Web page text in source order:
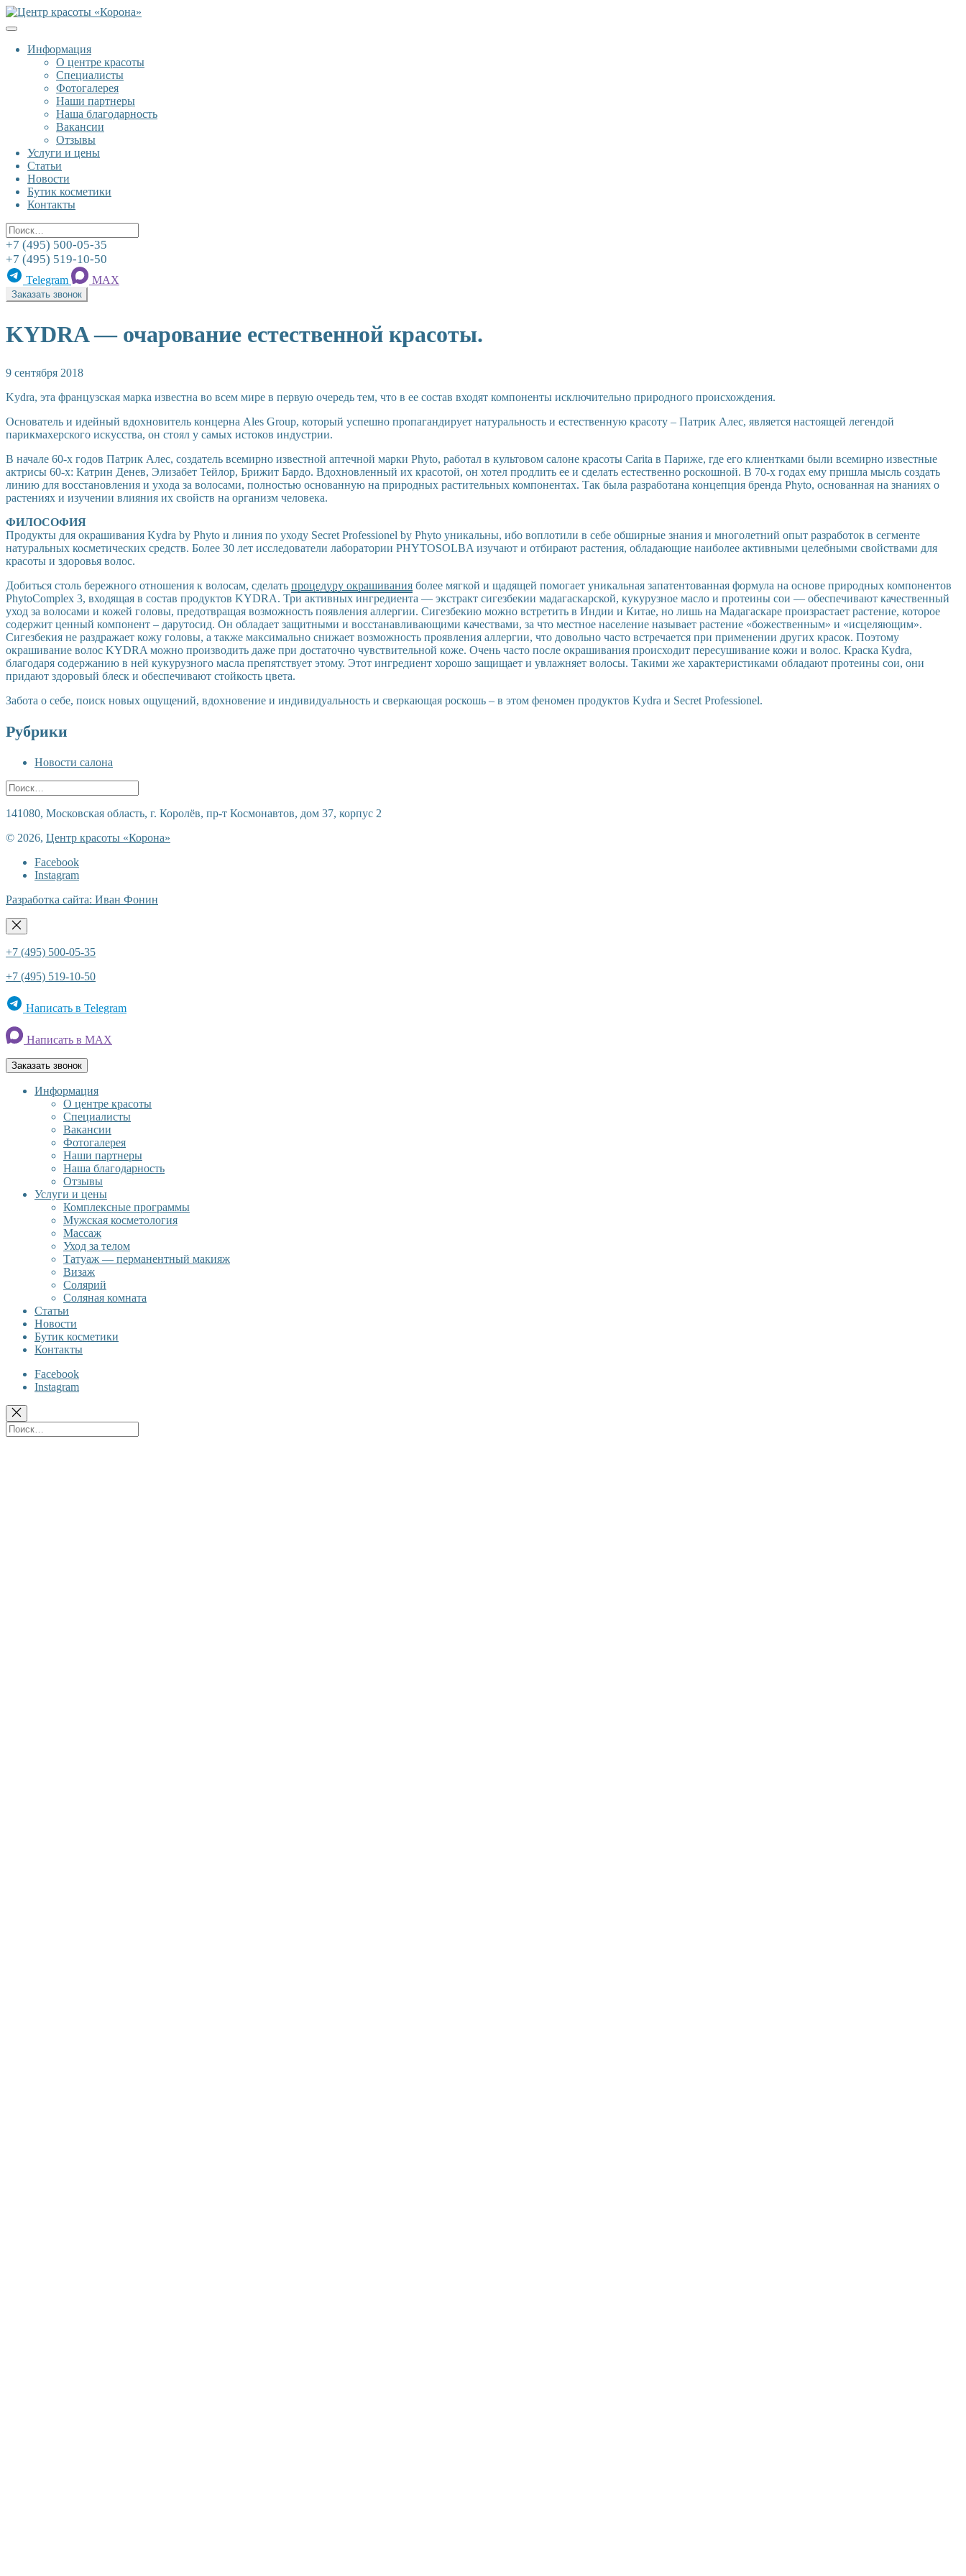
К
содержанию
Информация
О центре красоты
Специалисты
Фотогалерея
Наши партнеры
Наша благодарность
Вакансии
Отзывы
Услуги и цены
Статьи
Новости
Бутик косметики
Контакты
Поиск
+7 (495) 500-05-35
+7 (495) 519-10-50
Telegram MAX
Заказать звонок
KYDRA — очарование естественной красоты.
9 сентября 2018
Kydra, эта французская марка известна во всем мире в первую очередь тем, что в ее состав входят компоненты исключительно природного происхождения.
Основатель и идейный вдохновитель концерна Ales Group, который успешно пропагандирует натуральность и естественную красоту – Патрик Алес, является настоящей легендой
парикмахерского искусства, он стоял у самых истоков индустрии.
В начале 60-х годов Патрик Алес, создатель всемирно известной аптечной марки Phyto, работал в культовом салоне красоты Carita в Париже, где его клиентками были всемирно известные
актрисы 60-х: Катрин Денев, Элизабет Тейлор, Брижит Бардо. Вдохновленный их красотой, он хотел продлить ее и сделать естественно роскошной. В 70-х годах ему пришла мысль создать
линию для восстановления и ухода за волосами, полностью основанную на природных растительных компонентах. Так была разработана концепция бренда Phyto, основанная на знаниях о
растениях и изучении влияния их свойств на организм человека.
ФИЛОСОФИЯ
Продукты для окрашивания Kydra by Phyto и линия по уходу Secret Professionel by Phyto уникальны, ибо воплотили в себе обширные знания и многолетний опыт разработок в сегменте
натуральных косметических средств. Более 30 лет исследователи лаборатории PHYTOSOLBA изучают и отбирают растения, обладающие наиболее активными целебными свойствами для
красоты и здоровья волос.
Добиться столь бережного отношения к волосам, сделать процедуру окрашивания более мягкой и щадящей помогает уникальная запатентованная формула на основе природных компонентов
PhytoComplex 3, входящая в состав продуктов KYDRA. Три активных ингредиента — экстракт сигезбекии мадагаскарской, кукурузное масло и протеины сои — обеспечивают качественный
уход за волосами и кожей головы, предотвращая возможность появления аллергии. Сигезбекию можно встретить в Индии и Китае, но лишь на Мадагаскаре произрастает растение, которое
содержит ценный компонент – дарутосид. Он обладает защитными и восстанавливающими качествами, за что местное население называет растение «божественным» и «исцеляющим».
Сигезбекия не раздражает кожу головы, а также максимально снижает возможность проявления аллергии, что довольно часто встречается при применении других красок. Поэтому
окрашивание волос KYDRA можно производить даже при достаточно чувствительной коже. Очень часто после окрашивания происходит пересушивание кожи и волос. Краска Кydra,
благодаря содержанию в ней кукурузного масла препятствует этому. Этот ингредиент хорошо защищает и увлажняет волосы. Такими же характеристиками обладают протеины сои, они
придают здоровый блеск и обеспечивают стойкость цвета.
Забота о себе, поиск новых ощущений, вдохновение и индивидуальность и сверкающая роскошь – в этом феномен продуктов Kydra и Secret Professionel.
Рубрики
Новости салона
Поиск
141080, Московская область, г. Королёв, пр-т Космонавтов, дом 37, корпус 2
© 2026, Центр красоты «Корона»
Facebook
Instagram
Разработка сайта: Иван Фонин
+7 (495) 500-05-35
+7 (495) 519-10-50
Написать в Telegram
Написать в MAX
Заказать звонок
Информация
О центре красоты
Специалисты
Вакансии
Фотогалерея
Наши партнеры
Наша благодарность
Отзывы
Услуги и цены
Комплексные программы
Мужская косметология
Массаж
Уход за телом
Татуаж — перманентный макияж
Визаж
Солярий
Соляная комната
Статьи
Новости
Бутик косметики
Контакты
Facebook
Instagram
Поиск